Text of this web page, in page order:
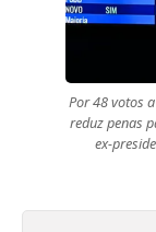
Por 48 votos
reduz penas
ex-